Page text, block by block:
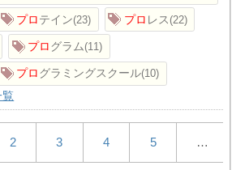
プロテイン 23 プロ レス 22
プログラム 11
プログラミングスクール 10
覧
2 3 4 5 …